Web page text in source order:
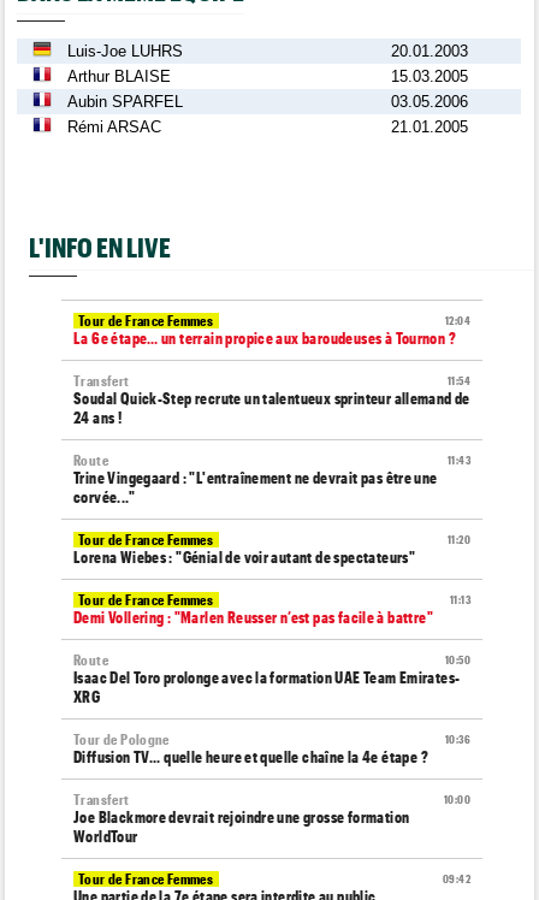
Luis-Joe LUHRS
20.01.2003
Arthur BLAISE
15.03.2005
Aubin SPARFEL
03.05.2006
Rémi ARSAC
21.01.2005
L'INFO EN LIVE
12:04
Tour de France Femmes
La 6e étape… un terrain propice aux baroudeuses à Tournon ?
11:54
Transfert
Soudal Quick-Step recrute un talentueux sprinteur allemand de
24 ans !
11:43
Route
Trine Vingegaard : "L'entraînement ne devrait pas être une
corvée..."
11:20
Tour de France Femmes
Lorena Wiebes : "Génial de voir autant de spectateurs"
11:13
Tour de France Femmes
Demi Vollering : "Marlen Reusser n’est pas facile à battre"
10:50
Route
Isaac Del Toro prolonge avec la formation UAE Team Emirates-
XRG
10:36
Tour de Pologne
Diffusion TV... quelle heure et quelle chaîne la 4e étape ?
10:00
Transfert
Joe Blackmore devrait rejoindre une grosse formation
WorldTour
09:42
Tour de France Femmes